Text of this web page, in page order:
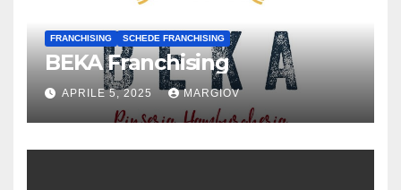
FRANCHISING SCHEDE FRANCHISING
BEKA Franchising
APRILE 5, 2025 MARGIOV